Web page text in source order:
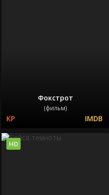
Фокстрот
(фильм)
HD